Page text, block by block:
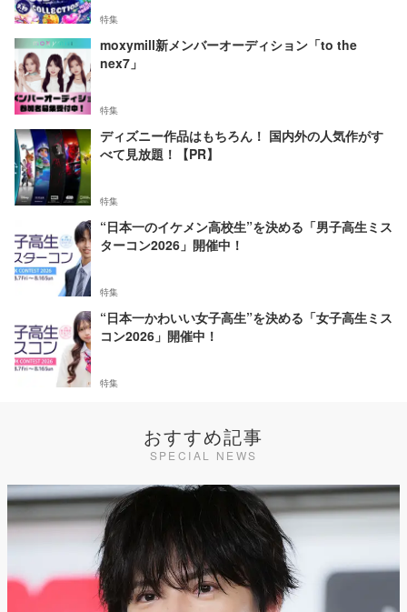
特集
moxymill新メンバーオーディション「to the
nex7」
特集
ディズニー作品はもちろん！ 国内外の人気作がす
べて見放題！【PR】
特集
“日本一のイケメン高校生”を決める「男子高生ミス
ターコン2026」開催中！
特集
“日本一かわいい女子高生”を決める「女子高生ミス
コン2026」開催中！
特集
おすすめ記事
SPECIAL NEWS